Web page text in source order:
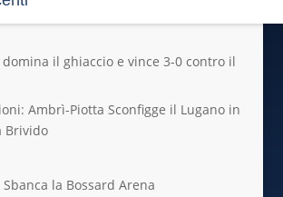
domina il ghiaccio e vince 3-0 contro il
Ambrì-Piotta Sconfigge il Lugano in
Brivido
Sbanca la Bossard Arena